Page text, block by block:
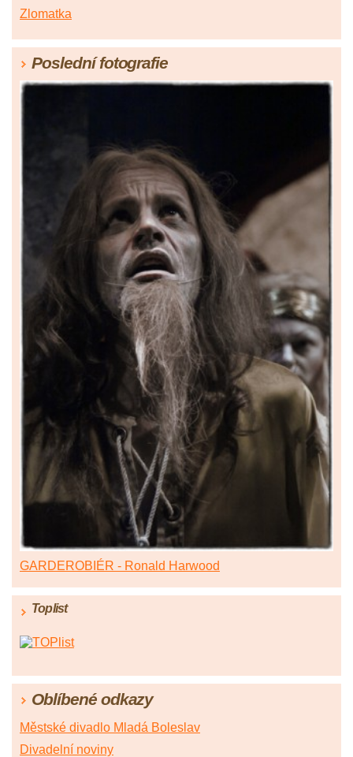
Zlomatka
Poslední fotografie
GARDEROBIÉR - Ronald Harwood
Toplist
Oblíbené odkazy
Městské divadlo Mladá Boleslav
Divadelní noviny